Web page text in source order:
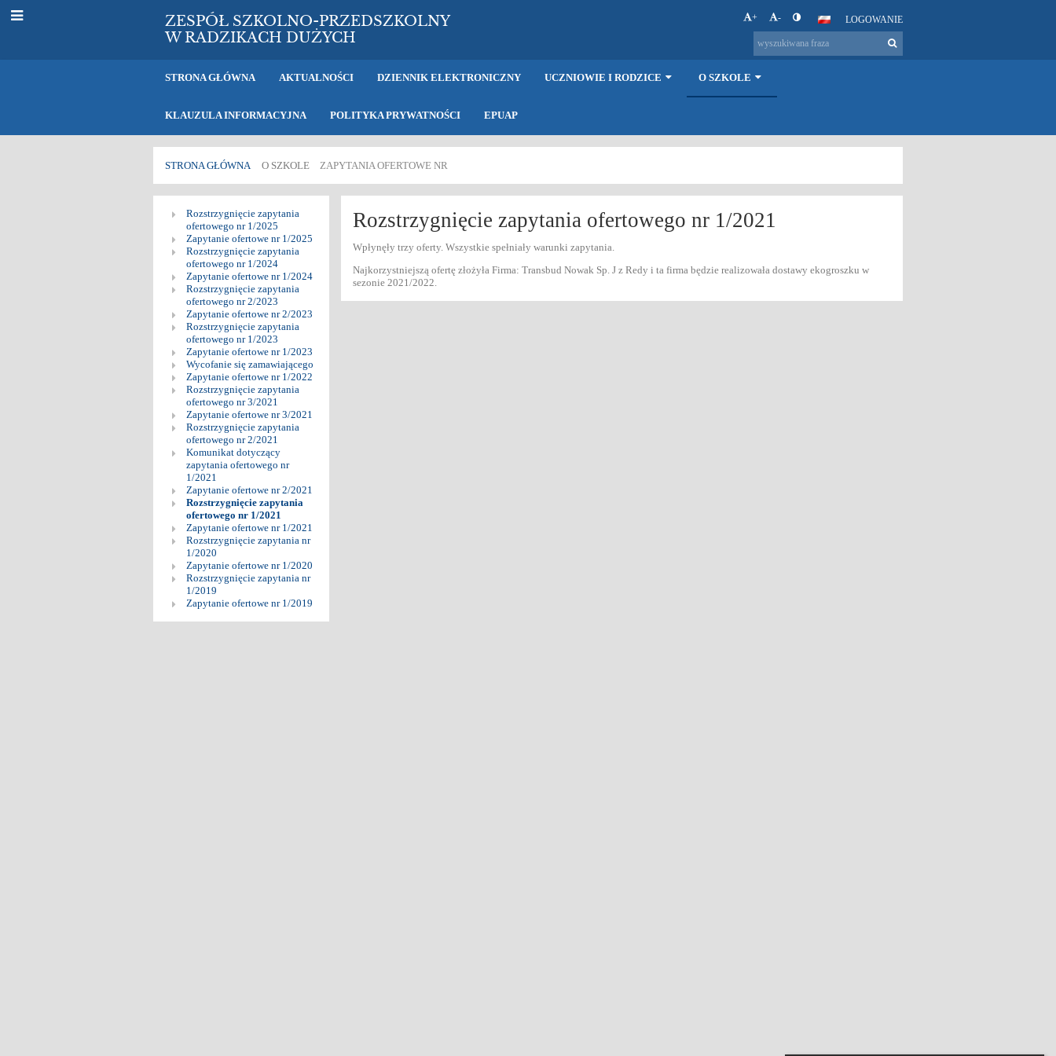
ZESPÓŁ SZKOLNO-PRZEDSZKOLNY
W RADZIKACH DUŻYCH
+ - LOGOWANIE
STRONA GŁÓWNA AKTUALNOŚCI DZIENNIK ELEKTRONICZNY UCZNIOWIE I RODZICE O SZKOLE
KLAUZULA INFORMACYJNA POLITYKA PRYWATNOŚCI EPUAP
STRONA GŁÓWNA O SZKOLE ZAPYTANIA OFERTOWE NR
Zapytania
ofertowe
Rozstrzygnięcie zapytania
ofertowego nr 1/2025
Zapytanie ofertowe nr 1/2025
Rozstrzygnięcie zapytania
ofertowego nr 1/2024
Zapytanie ofertowe nr 1/2024
Rozstrzygnięcie zapytania
ofertowego nr 2/2023
Zapytanie ofertowe nr 2/2023
Rozstrzygnięcie zapytania
ofertowego nr 1/2023
Zapytanie ofertowe nr 1/2023
Wycofanie się zamawiającego
Zapytanie ofertowe nr 1/2022
Rozstrzygnięcie zapytania
ofertowego nr 3/2021
Zapytanie ofertowe nr 3/2021
Rozstrzygnięcie zapytania
ofertowego nr 2/2021
Komunikat dotyczący
zapytania ofertowego nr
1/2021
Zapytanie ofertowe nr 2/2021
Rozstrzygnięcie zapytania
ofertowego nr 1/2021
Zapytanie ofertowe nr 1/2021
Rozstrzygnięcie zapytania nr
1/2020
Zapytanie ofertowe nr 1/2020
Rozstrzygnięcie zapytania nr
1/2019
Zapytanie ofertowe nr 1/2019
Rozstrzygnięcie zapytania ofertowego nr 1/2021
Wpłynęły trzy oferty. Wszystkie spełniały warunki zapytania.
Najkorzystniejszą ofertę złożyła Firma: Transbud Nowak Sp. J z Redy i ta firma będzie realizowała dostawy ekogroszku w
sezonie 2021/2022.